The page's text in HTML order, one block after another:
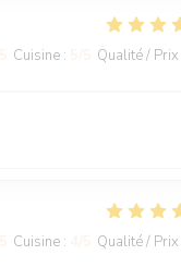
Cuisine : Qualité / Prix
Cuisine : Qualité / Prix